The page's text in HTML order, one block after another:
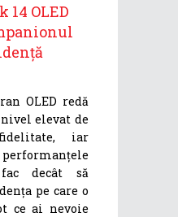
14 OLED
OLED redă
elevat de
iar
decât să
pe care o
ce ai nevoie